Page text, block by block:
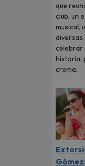
que
club, un
musical,
diversas
celebrar
historia,
crema.